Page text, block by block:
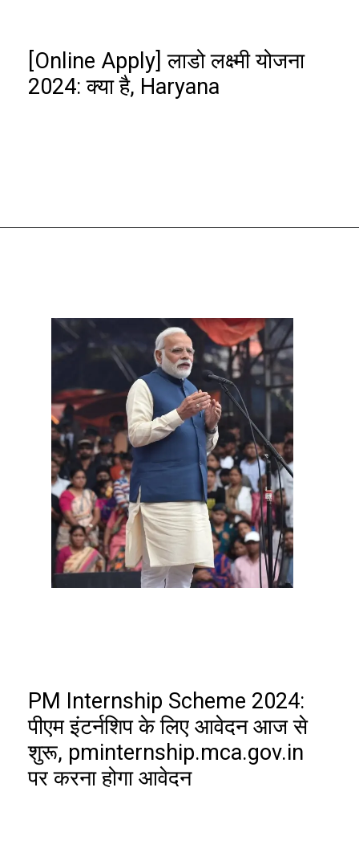
[Online Apply] लाडो लक्ष्मी योजना
2024: क्या है, Haryana
PM Internship Scheme 2024:
पीएम इंटर्नशिप के लिए आवेदन आज से
शुरू, pminternship.mca.gov.in
पर करना होगा आवेदन